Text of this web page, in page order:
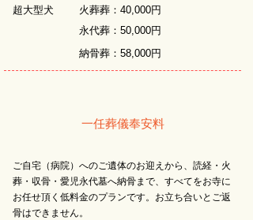
超大型犬
火葬葬：40,000円
永代葬：50,000円
納骨葬：58,000円
一任葬儀奉安料
ご自宅（病院）へのご遺体のお迎えから、読経・火
葬・収骨・愛児永代墓へ納骨まで、すべてをお寺に
お任せ頂く低料金のプランです。お立ち合いとご返
骨はできません。